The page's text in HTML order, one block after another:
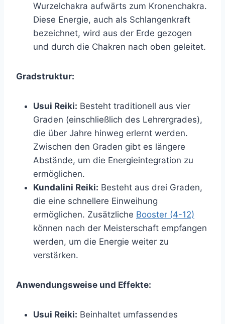
Wurzelchakra aufwärts zum Kronenchakra.
Diese Energie, auch als Schlangenkraft
bezeichnet, wird aus der Erde gezogen
und durch die Chakren nach oben geleitet.
Gradstruktur:
Usui Reiki: Besteht traditionell aus vier
Graden (einschließlich des Lehrergrades),
die über Jahre hinweg erlernt werden.
Zwischen den Graden gibt es längere
Abstände, um die Energieintegration zu
ermöglichen.
Kundalini Reiki: Besteht aus drei Graden,
die eine schnellere Einweihung
ermöglichen. Zusätzliche Booster (4-12)
können nach der Meisterschaft empfangen
werden, um die Energie weiter zu
verstärken.
Anwendungsweise und Effekte:
Usui Reiki: Beinhaltet umfassendes